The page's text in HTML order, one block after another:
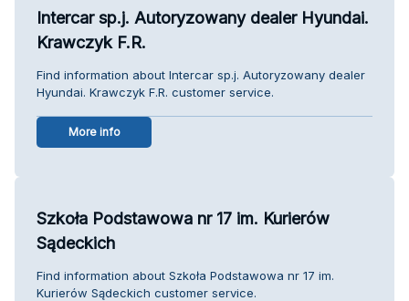
Intercar sp.j. Autoryzowany dealer Hyundai.
Krawczyk F.R.
Find information about Intercar sp.j. Autoryzowany dealer
Hyundai. Krawczyk F.R. customer service.
More info
Szkoła Podstawowa nr 17 im. Kurierów
Sądeckich
Find information about Szkoła Podstawowa nr 17 im.
Kurierów Sądeckich customer service.